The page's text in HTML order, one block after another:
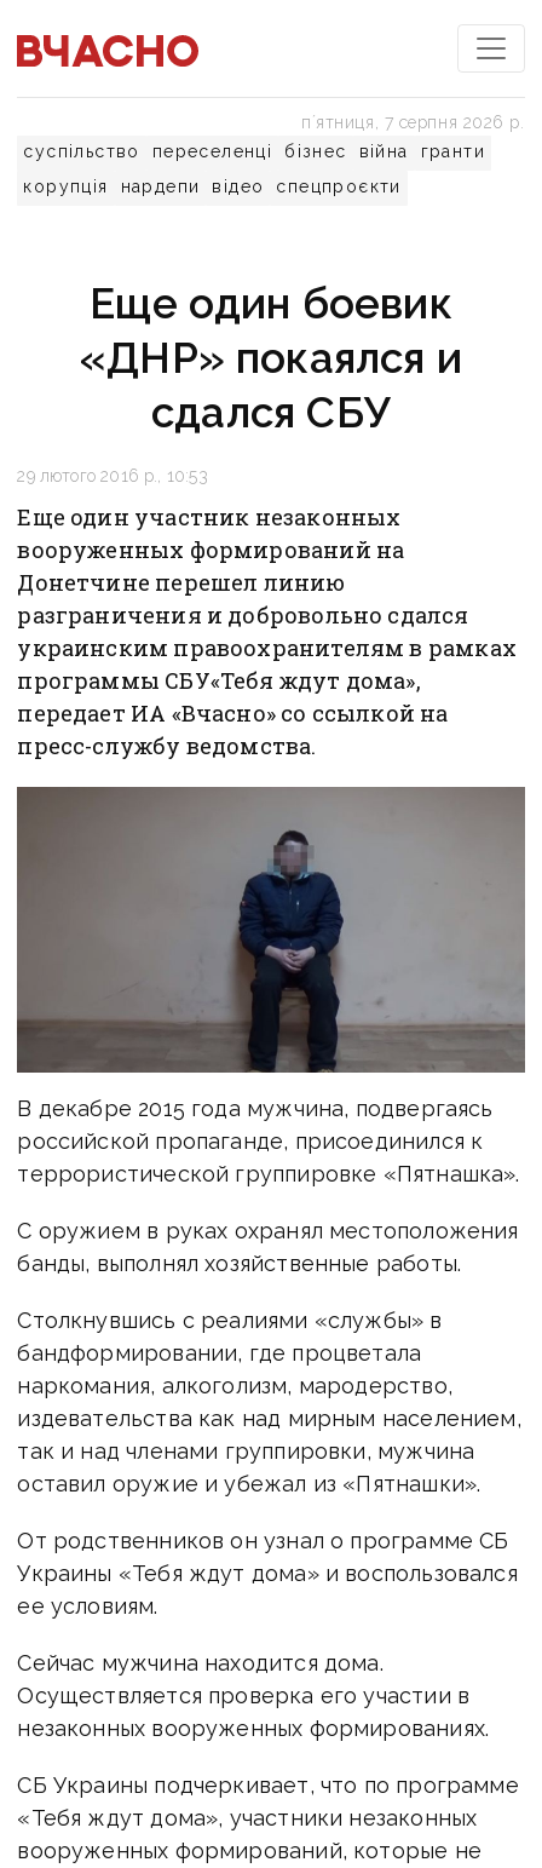
суспільство переселенці бізнес війна
гранти
корупція
нардепи відео спецпроєкти
пʼятниця, 7 серпня 2026 р.
Еще один боевик
«ДНР» покаялся и
сдался СБУ
29 лютого 2016 р., 10:53
Еще один участник незаконных
вооруженных формирований на
Донетчине перешел линию
разграничения и добровольно сдался
украинским правоохранителям в рамках
программы СБУ«Тебя ждут дома»,
передает ИА «Вчасно» со ссылкой на
пресс-службу ведомства.
В декабре 2015 года мужчина, подвергаясь
российской пропаганде, присоединился к
террористической группировке «Пятнашка».
С оружием в руках охранял местоположения
банды, выполнял хозяйственные работы.
Столкнувшись с реалиями «службы» в
бандформировании, где процветала
наркомания, алкоголизм, мародерство,
издевательства как над мирным населением,
так и над членами группировки, мужчина
оставил оружие и убежал из «Пятнашки».
От родственников он узнал о программе СБ
Украины «Тебя ждут дома» и воспользовался
ее условиям.
Сейчас мужчина находится дома.
Осуществляется проверка его участии в
незаконных вооруженных формированиях.
СБ Украины подчеркивает, что по программе
«Тебя ждут дома», участники незаконных
вооруженных формирований, которые не